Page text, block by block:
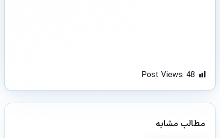
Post Views: 48
مطالب مشابه